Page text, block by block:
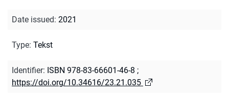
Date issued: 2021
Type: Tekst
Identifier: ISBN 978-83-66601-46-8 ;
https://doi.org/10.34616/23.21.035